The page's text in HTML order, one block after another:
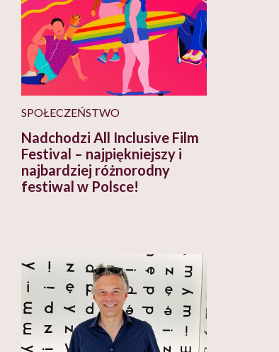
SPOŁECZEŃSTWO
Nadchodzi All Inclusive Film
Festival – najpiękniejszy i
najbardziej różnorodny
festiwal w Polsce!